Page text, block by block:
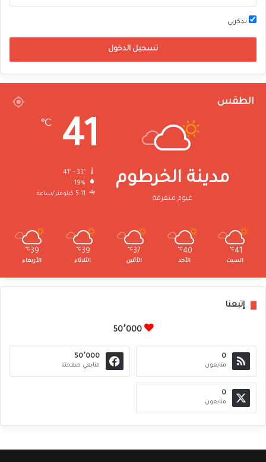
تذكرني
تسجيل الدخول
الطقس
مدينة الخرطوم
غيوم متفرقة
41
℃
19%
5.11 كيلومتر/ساعة
41
℃
السبت
40
℃
الأحد
37
℃
الأثنين
39
℃
الثلاثاء
39
℃
الأربعاء
إتبعنا
50٬000
0
متابعون
50٬000
متابعي صفحتنا
0
متابعون